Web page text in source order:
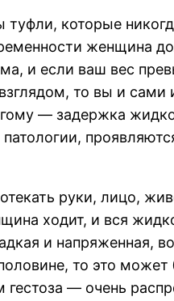
туфли, которые
женщина
и если ваш вес
то вы и сами
— задержка
руки, лицо,
ходит, и вся
и напряженная,
то это
гестоза — очень